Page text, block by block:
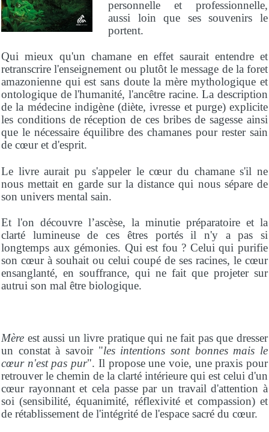
personnelle et professionnelle,
aussi loin que ses souvenirs le
portent.
Qui mieux qu'un chamane en effet saurait entendre et
retranscrire l'enseignement ou plutôt le message de la foret
amazonienne qui est sans doute la mère mythologique et
ontologique de l'humanité, l'ancêtre racine. La description
de la médecine indigène (diète, ivresse et purge) explicite
les conditions de réception de ces bribes de sagesse ainsi
que le nécessaire équilibre des chamanes pour rester sain
de cœur et d'esprit.
Le livre aurait pu s'appeler le cœur du chamane s'il ne
nous mettait en garde sur la distance qui nous sépare de
son univers mental sain.
Et l'on découvre l’ascèse, la minutie préparatoire et la
clarté lumineuse de ces êtres portés il n'y a pas si
longtemps aux gémonies. Qui est fou ? Celui qui purifie
son cœur à souhait ou celui coupé de ses racines, le cœur
ensanglanté, en souffrance, qui ne fait que projeter sur
autrui son mal être biologique.
Mère est aussi un livre pratique qui ne fait pas que dresser
un constat à savoir "les intentions sont bonnes mais le
cœur n'est pas pur". Il propose une voie, une praxis pour
retrouver le chemin de la clarté intérieure qui est celui d'un
cœur rayonnant et cela passe par un travail d'attention à
soi (sensibilité, équanimité, réflexivité et compassion) et
de rétablissement de l'intégrité de l'espace sacré du cœur.